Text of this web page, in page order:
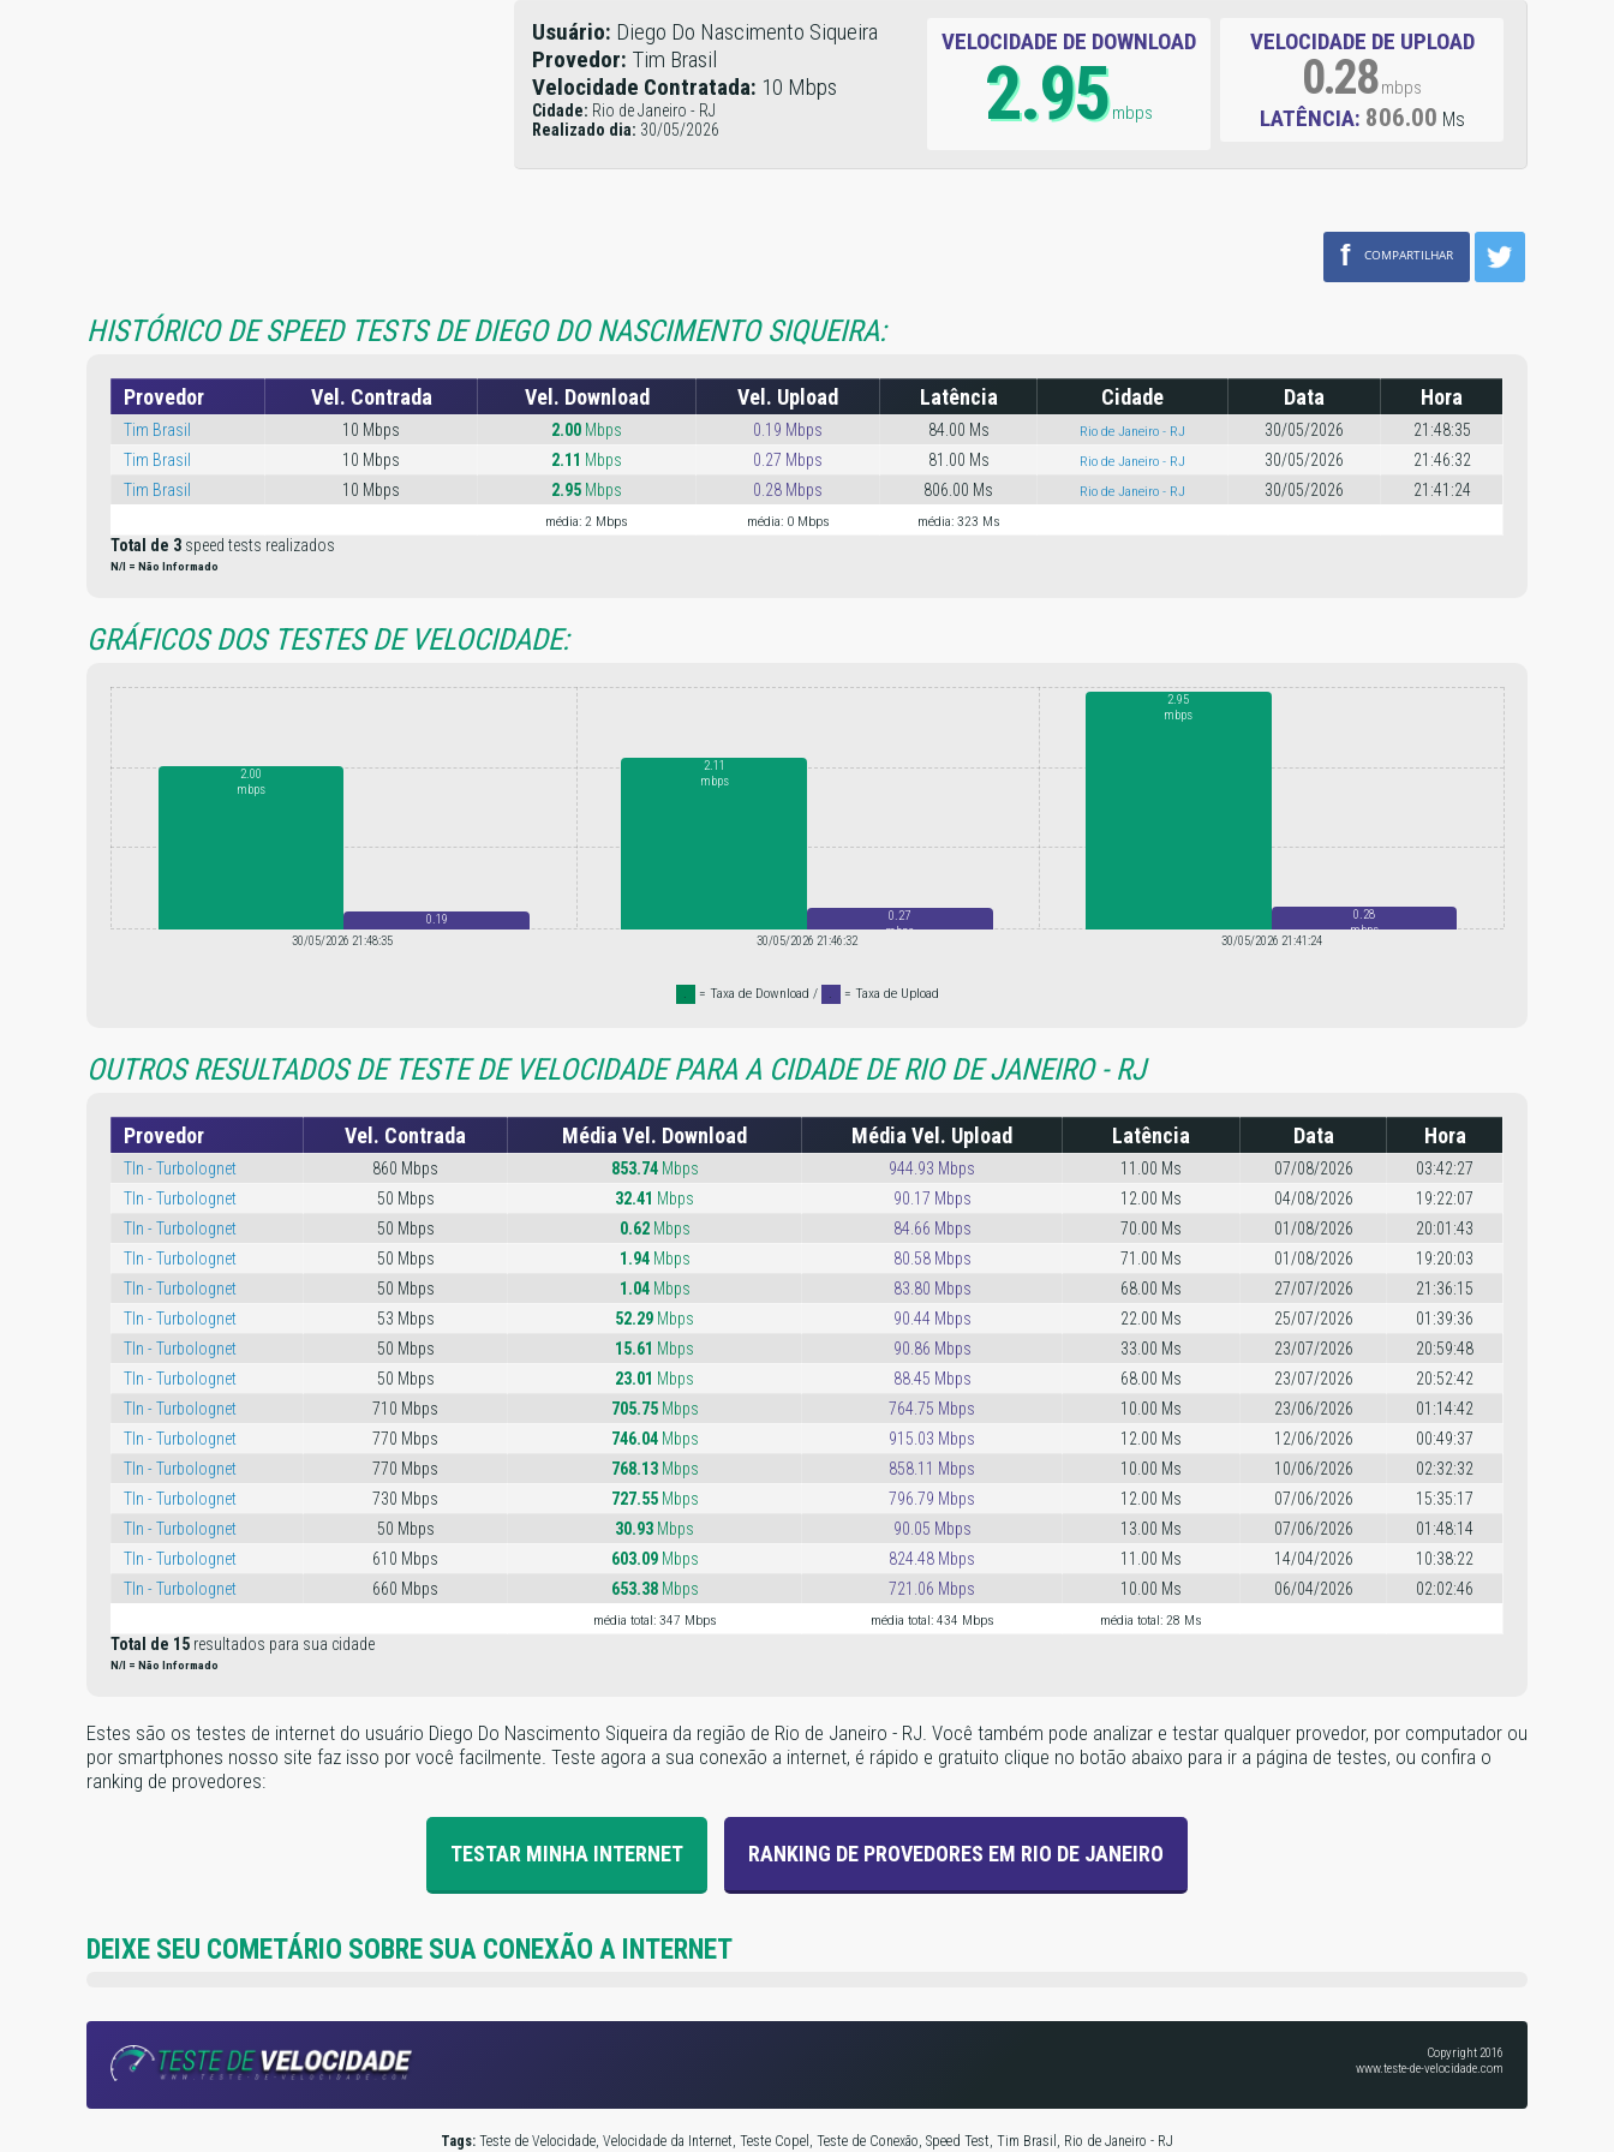
Usuário: Diego Do Nascimento Siqueira
Provedor: Tim Brasil
Velocidade Contratada: 10 Mbps
Cidade: Rio de Janeiro - RJ
Realizado dia: 30/05/2026
VELOCIDADE DE DOWNLOAD
2.95mbps
VELOCIDADE DE UPLOAD
0.28mbps
LATÊNCIA: 806.00 Ms
f COMPARTILHAR
HISTÓRICO DE SPEED TESTS DE DIEGO DO NASCIMENTO SIQUEIRA:
Provedor Vel. Contrada Vel. Download Vel. Upload Latência Cidade Data Hora
Tim Brasil 10 Mbps 2.00 Mbps 0.19 Mbps 84.00 Ms Rio de Janeiro - RJ 30/05/2026
21:48:35
Tim Brasil
10 Mbps 2.11 Mbps 0.27 Mbps 81.00 Ms Rio de Janeiro - RJ 30/05/2026
21:46:32
Tim Brasil
10 Mbps 2.95 Mbps 0.28 Mbps 806.00 Ms Rio de Janeiro - RJ 30/05/2026 21:41:24
média: 2 Mbps média: 0 Mbps média: 323 Ms
Total de 3 speed tests realizados
N/I = Não Informado
GRÁFICOS DOS TESTES DE VELOCIDADE:
2.00
mbps
0.19
mbps
30/05/2026 21:48:35
2.11
mbps
0.27
mbps
30/05/2026 21:46:32
2.95
mbps
0.28
mbps
30/05/2026 21:41:24
. = Taxa de Download / . = Taxa de Upload
OUTROS RESULTADOS DE TESTE DE VELOCIDADE PARA A CIDADE DE RIO DE JANEIRO - RJ
Provedor Vel. Contrada Média Vel. Download Média Vel. Upload Latência Data Hora
Tln - Turbolognet 860 Mbps 853.74Mbps 944.93 Mbps 11.00 Ms 07/08/2026
03:42:27
Tln - Turbolognet
50 Mbps 32.41 Mbps 90.17 Mbps 12.00 Ms 04/08/2026
19:22:07
Tln - Turbolognet
50 Mbps 0.62Mbps 84.66 Mbps 70.00 Ms 01/08/2026
20:01:43
Tln - Turbolognet
50 Mbps 1.94Mbps 80.58 Mbps 71.00 Ms 01/08/2026
19:20:03
Tln - Turbolognet
50 Mbps 1.04Mbps 83.80 Mbps 68.00 Ms 27/07/2026
21:36:15
Tln - Turbolognet
53 Mbps 52.29 Mbps 90.44 Mbps 22.00 Ms 25/07/2026
01:39:36
Tln - Turbolognet
50 Mbps 15.61 Mbps 90.86 Mbps 33.00 Ms 23/07/2026
20:59:48
Tln - Turbolognet
50 Mbps 23.01 Mbps 88.45 Mbps 68.00 Ms 23/07/2026
20:52:42
Tln - Turbolognet
710 Mbps 705.75Mbps 764.75 Mbps 10.00 Ms 23/06/2026
01:14:42
Tln - Turbolognet
770 Mbps 746.04Mbps 915.03 Mbps 12.00 Ms 12/06/2026
00:49:37
Tln - Turbolognet
770 Mbps 768.13Mbps 858.11 Mbps 10.00 Ms 10/06/2026
02:32:32
Tln - Turbolognet
730 Mbps 727.55Mbps 796.79 Mbps 12.00 Ms 07/06/2026
15:35:17
Tln - Turbolognet
50 Mbps 30.93 Mbps 90.05 Mbps 13.00 Ms 07/06/2026
01:48:14
Tln - Turbolognet
610 Mbps 603.09Mbps 824.48 Mbps 11.00 Ms 14/04/2026
10:38:22
Tln - Turbolognet
660 Mbps 653.38Mbps 721.06 Mbps 10.00 Ms 06/04/2026 02:02:46
média total: 347 Mbps média total: 434 Mbps média total: 28 Ms
Total de 15 resultados para sua cidade
N/I = Não Informado
Estes são os testes de internet do usuário Diego Do Nascimento Siqueira da região de Rio de Janeiro - RJ. Você também pode analizar e testar qualquer provedor, por computador ou
por smartphones nosso site faz isso por você facilmente. Teste agora a sua conexão a internet, é rápido e gratuito clique no botão abaixo para ir a página de testes, ou confira o
ranking de provedores:
TESTAR MINHA INTERNET RANKING DE PROVEDORES EM RIO DE JANEIRO
DEIXE SEU COMETÁRIO SOBRE SUA CONEXÃO A INTERNET
Copyright 2016
www.teste-de-velocidade.com
Tags: Teste de Velocidade, Velocidade da Internet, Teste Copel, Teste de Conexão, Speed Test, Tim Brasil, Rio de Janeiro - RJ